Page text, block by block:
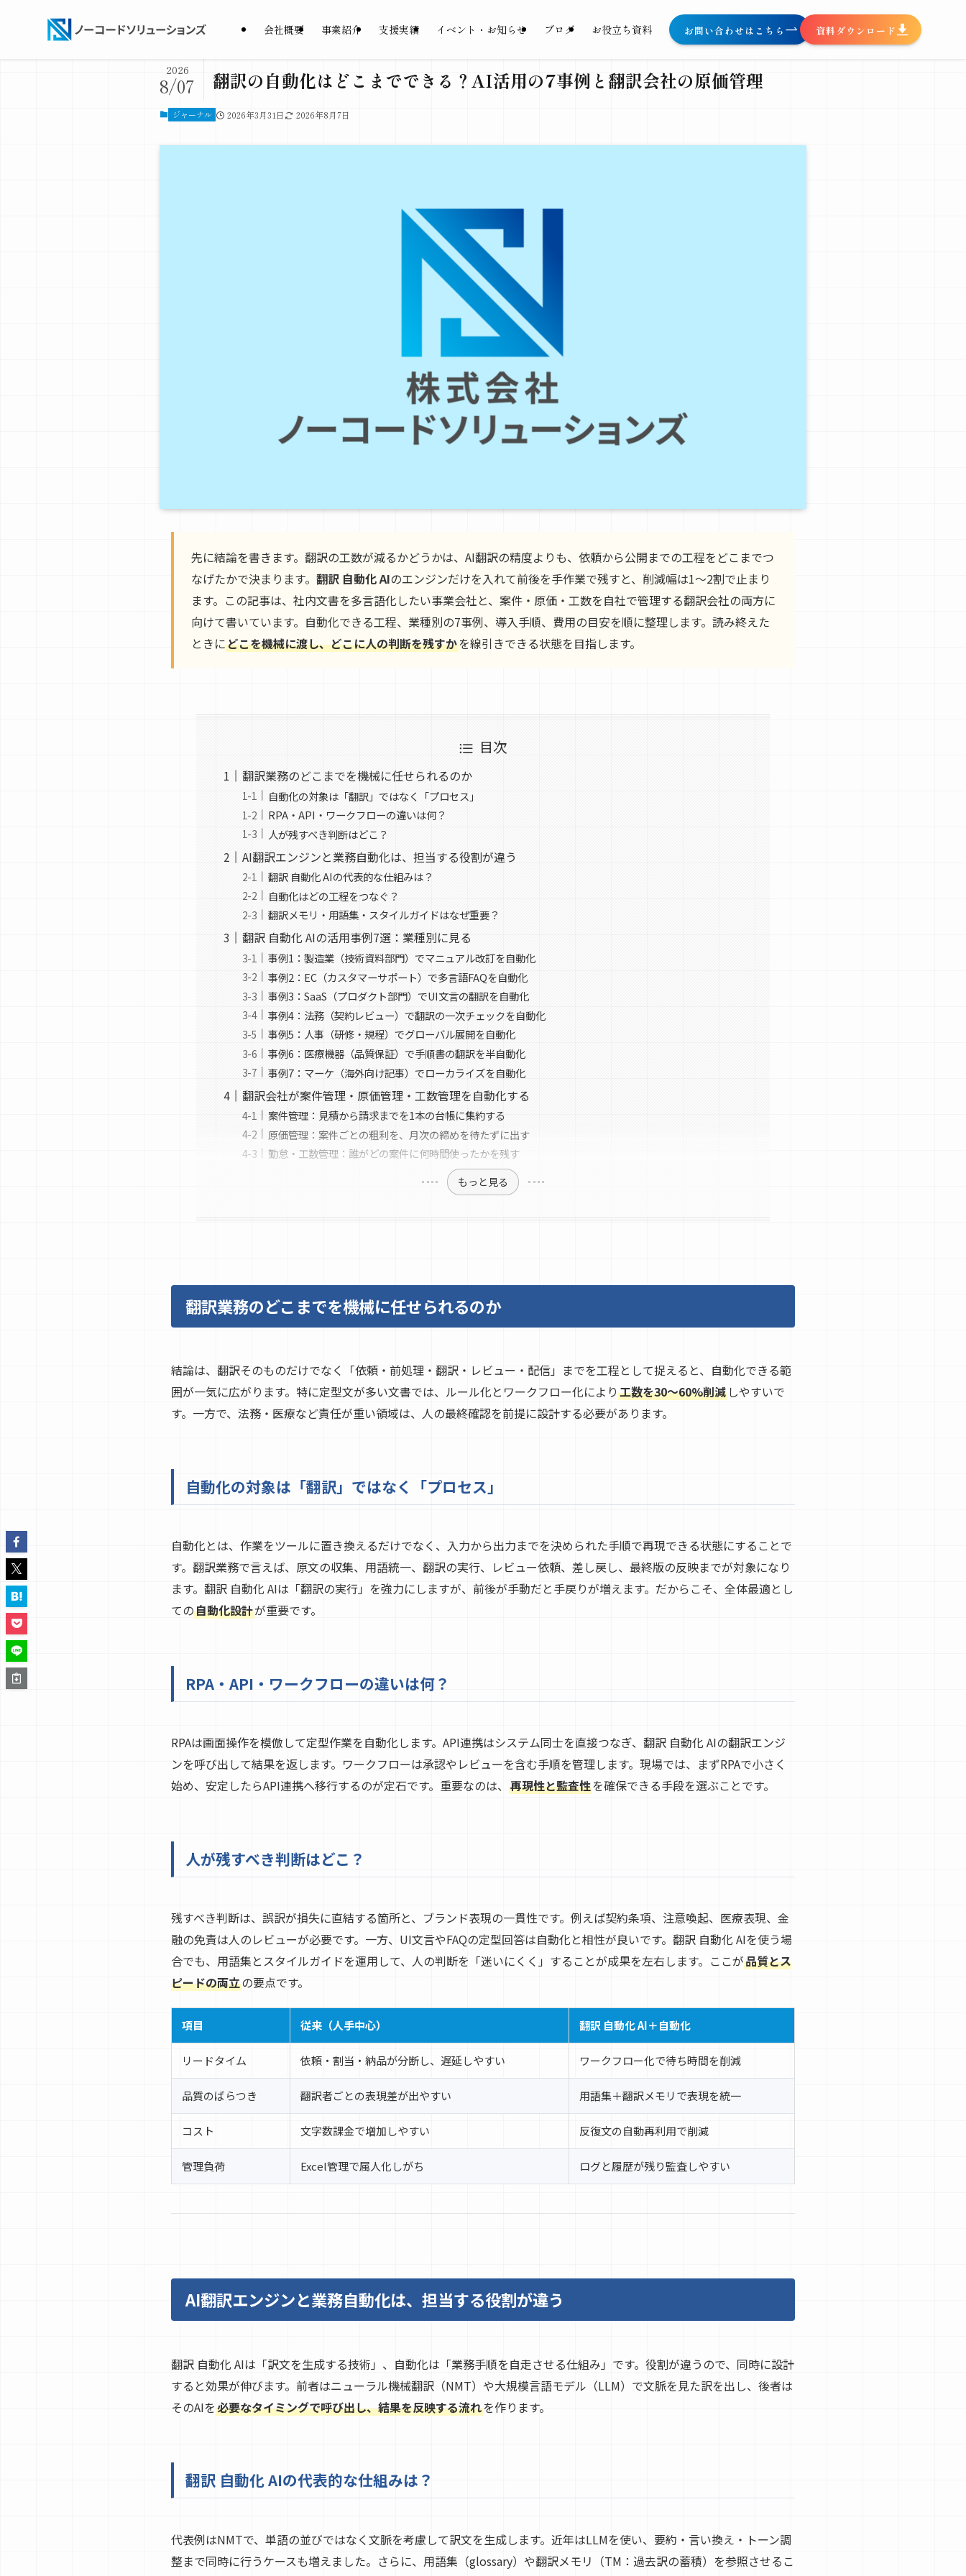
会社概要 事業紹介 支援実績 イベント・お知らせ ブログ お役立ち資料 お問い合わせはこちら 資料ダウンロード
翻訳の自動化はどこまでできる？AI活用の7事例と翻訳会社の原価管理
2026
8/07
ジャーナル 2026年3月31日 2026年8月7日
先に結論を書きます。翻訳の工数が減るかどうかは、AI翻訳の精度よりも、依頼から公開までの工程をどこまでつ
なげたかで決まります。 翻訳 自動化 AIのエンジンだけを入れて前後を手作業で残すと、削減幅は1〜2割で止まり
ます。この記事は、社内文書を多言語化したい事業会社と、案件・原価・工数を自社で管理する翻訳会社の両方に
向けて書いています。自動化できる工程、業種別の7事例、導入手順、費用の目安を順に整理します。読み終えた
ときにどこを機械に渡し、どこに人の判断を残すかを線引きできる状態を目指します。
目次
翻訳業務のどこまでを機械に任せられるのか
自動化の対象は「翻訳」ではなく「プロセス」
RPA・API・ワークフローの違いは何？
人が残すべき判断はどこ？
AI翻訳エンジンと業務自動化は、担当する役割が違う
翻訳 自動化 AIの代表的な仕組みは？
自動化はどの工程をつなぐ？
翻訳メモリ・用語集・スタイルガイドはなぜ重要？
翻訳 自動化 AIの活用事例7選：業種別に見る
事例1：製造業（技術資料部門）でマニュアル改訂を自動化
事例2：EC（カスタマーサポート）で多言語FAQを自動化
事例3：SaaS（プロダクト部門）でUI文言の翻訳を自動化
事例4：法務（契約レビュー）で翻訳の一次チェックを自動化
事例5：人事（研修・規程）でグローバル展開を自動化
事例6：医療機器（品質保証）で手順書の翻訳を半自動化
事例7：マーケ（海外向け記事）でローカライズを自動化
翻訳会社が案件管理・原価管理・工数管理を自動化する
案件管理：見積から請求までを1本の台帳に集約する
原価管理：案件ごとの粗利を、月次の締めを待たずに出す
勤怠・工数管理：誰がどの案件に何時間使ったかを残す
もっと見る
翻訳業務のどこまでを機械に任せられるのか
結論は、翻訳そのものだけでなく「依頼・前処理・翻訳・レビュー・配信」までを工程として捉えると、自動化できる範
囲が一気に広がります。特に定型文が多い文書では、ルール化とワークフロー化により 工数を30〜60%削減 しやすいで
す。一方で、法務・医療など責任が重い領域は、人の最終確認を前提に設計する必要があります。
自動化の対象は「翻訳」ではなく「プロセス」
自動化とは、作業をツールに置き換えるだけでなく、入力から出力までを決められた手順で再現できる状態にすることで
す。翻訳業務で言えば、原文の収集、用語統一、翻訳の実行、レビュー依頼、差し戻し、最終版の反映までが対象になり
ます。翻訳 自動化 AIは「翻訳の実行」を強力にしますが、前後が手動だと手戻りが増えます。だからこそ、全体最適とし
ての自動化設計が重要です。
RPA・API・ワークフローの違いは何？
RPAは画面操作を模倣して定型作業を自動化します。API連携はシステム同士を直接つなぎ、翻訳 自動化 AIの翻訳エンジ
ンを呼び出して結果を返します。ワークフローは承認やレビューを含む手順を管理します。現場では、まずRPAで小さく
始め、安定したらAPI連携へ移行するのが定石です。重要なのは、 再現性と監査性を確保できる手段を選ぶことです。
人が残すべき判断はどこ？
残すべき判断は、誤訳が損失に直結する箇所と、ブランド表現の一貫性です。例えば契約条項、注意喚起、医療表現、金
融の免責は人のレビューが必要です。一方、UI文言やFAQの定型回答は自動化と相性が良いです。翻訳 自動化 AIを使う場
合でも、用語集とスタイルガイドを運用して、人の判断を「迷いにくく」することが成果を左右します。ここが品質とス
ピードの両立の要点です。
項目 従来（人手中心） 翻訳 自動化 AI＋自動化
リードタイム 依頼・割当・納品が分断し、遅延しやすい ワークフロー化で待ち時間を削減
品質のばらつき 翻訳者ごとの表現差が出やすい 用語集＋翻訳メモリで表現を統一
コスト 文字数課金で増加しやすい 反復文の自動再利用で削減
管理負荷 Excel管理で属人化しがち ログと履歴が残り監査しやすい
AI翻訳エンジンと業務自動化は、担当する役割が違う
翻訳 自動化 AIは「訳文を生成する技術」、自動化は「業務手順を自走させる仕組み」です。役割が違うので、同時に設計
すると効果が伸びます。前者はニューラル機械翻訳（NMT）や大規模言語モデル（LLM）で文脈を見た訳を出し、後者は
そのAIを必要なタイミングで呼び出し、結果を反映する流れを作ります。
翻訳 自動化 AIの代表的な仕組みは？
代表例はNMTで、単語の並びではなく文脈を考慮して訳文を生成します。近年はLLMを使い、要約・言い換え・トーン調
整まで同時に行うケースも増えました。さらに、用語集（glossary）や翻訳メモリ（TM：過去訳の蓄積）を参照させるこ